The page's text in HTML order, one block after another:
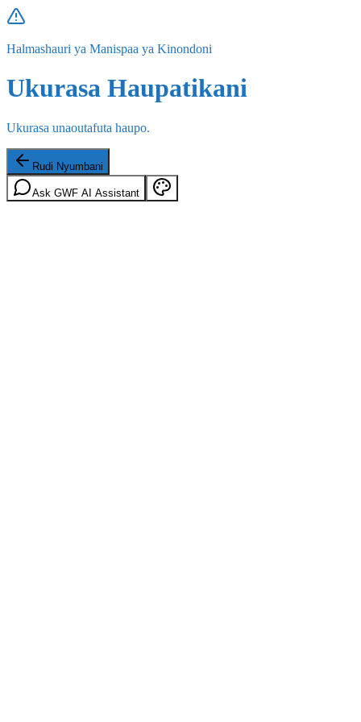
Halmashauri ya Manispaa ya Kinondoni
Ukurasa Haupatikani
Ukurasa unaoutafuta haupo.
Rudi Nyumbani
Ask GWF AI Assistant